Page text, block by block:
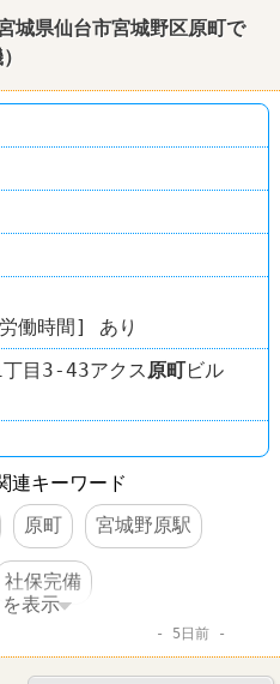
城県仙台市宮城野区原町で
働時間] あり
目3-43アクス 原町ビル
連キーワード
原町 宮城野原駅
社保完備
表示
5日前